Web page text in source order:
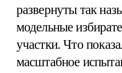
развернуты так
модельные
участки. Что
масштабное